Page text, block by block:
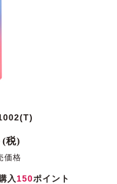
(税)
価格
入 150ポイント